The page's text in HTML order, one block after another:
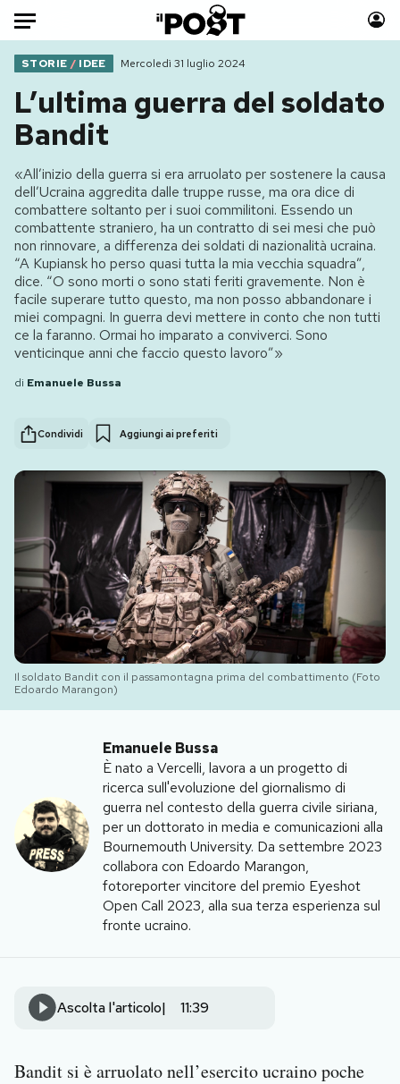
Auto
HOME
Italia
Mondo
Politica
Tecnologia
Internet
Scienza
Cultura
Economia
Sport
Libri
Consumismi
Storie/Idee
Ok Boomer!
Media
Europa
Altrecose
Mondiali calcio 2026
PODCAST
NEWSLETTER
I MIEI PREFERITI
SHOP
CALENDARIO
Area Personale
Newsletter
Notifiche mobile
Regala il Post
Hai bisogno di aiuto?
STORIE / IDEE Mercoledì 31 luglio 2024
L’ultima guerra del soldato
Bandit
«All’inizio della guerra si era arruolato per sostenere la causa
dell’Ucraina aggredita dalle truppe russe, ma ora dice di
combattere soltanto per i suoi commilitoni. Essendo un
combattente straniero, ha un contratto di sei mesi che può
non rinnovare, a differenza dei soldati di nazionalità ucraina.
“A Kupiansk ho perso quasi tutta la mia vecchia squadra”,
dice. “O sono morti o sono stati feriti gravemente. Non è
facile superare tutto questo, ma non posso abbandonare i
miei compagni. In guerra devi mettere in conto che non tutti
ce la faranno. Ormai ho imparato a conviverci. Sono
venticinque anni che faccio questo lavoro”»
di Emanuele Bussa
Condividi Aggiungi ai preferiti
Il soldato Bandit con il passamontagna prima del combattimento (Foto
Edoardo Marangon)
Emanuele Bussa
È nato a Vercelli, lavora a un progetto di
ricerca sull'evoluzione del giornalismo di
guerra nel contesto della guerra civile siriana,
per un dottorato in media e comunicazioni alla
Bournemouth University. Da settembre 2023
collabora con Edoardo Marangon,
fotoreporter vincitore del premio Eyeshot
Open Call 2023, alla sua terza esperienza sul
fronte ucraino.
Ascolta l'articolo 11:39
Bandit si è arruolato nell’esercito ucraino poche